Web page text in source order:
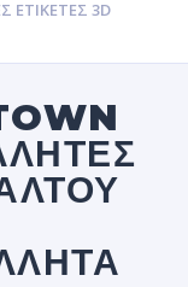
ΕΤΙΚΈΤΕΣ 3D